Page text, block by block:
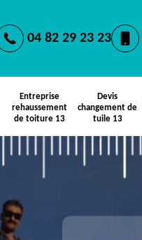
04 82 29 23 23
Entreprise
rehaussement
de toiture 13
Devis
changement de
tuile 13